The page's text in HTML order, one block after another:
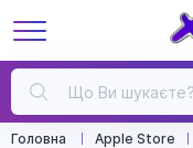
Головна Apple Store